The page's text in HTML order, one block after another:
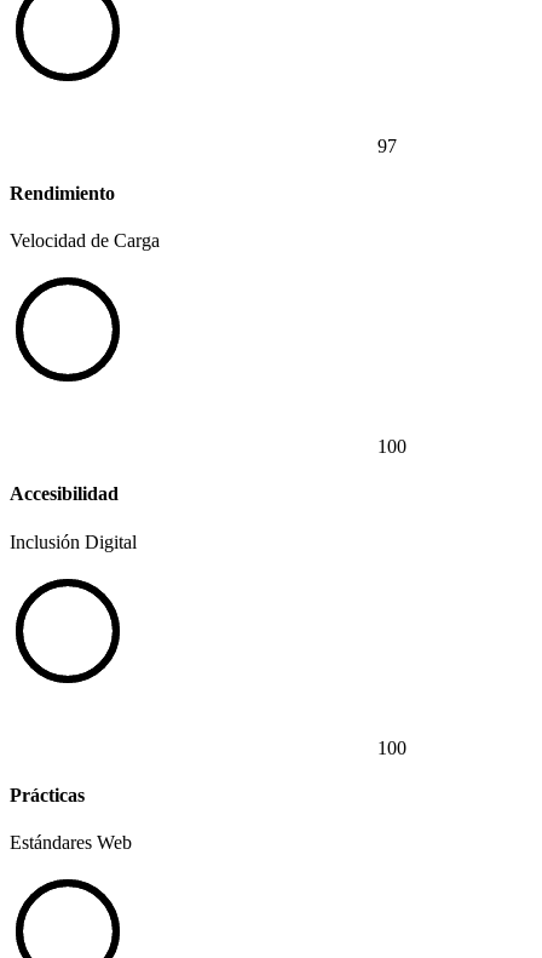
97
Rendimiento
Velocidad de Carga
100
Accesibilidad
Inclusión Digital
100
Prácticas
Estándares Web